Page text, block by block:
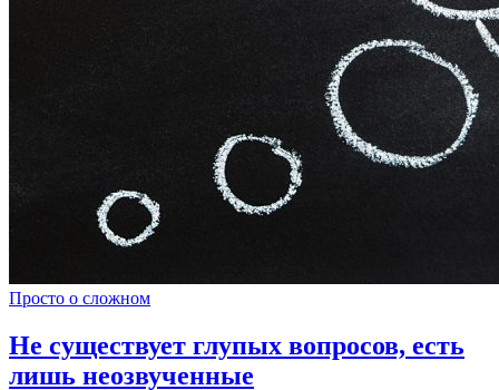
Просто о сложном
Не существует глупых вопросов, есть
лишь неозвученные